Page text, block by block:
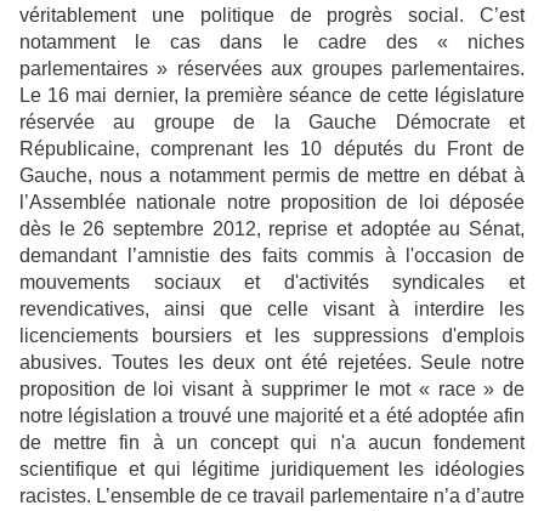
véritablement une politique de progrès social. C’est
notamment le cas dans le cadre des « niches
parlementaires » réservées aux groupes parlementaires.
Le 16 mai dernier, la première séance de cette législature
réservée au groupe de la Gauche Démocrate et
Républicaine, comprenant les 10 députés du Front de
Gauche, nous a notamment permis de mettre en débat à
l’Assemblée nationale notre proposition de loi déposée
dès le 26 septembre 2012, reprise et adoptée au Sénat,
demandant l’amnistie des faits commis à l'occasion de
mouvements sociaux et d'activités syndicales et
revendicatives, ainsi que celle visant à interdire les
licenciements boursiers et les suppressions d'emplois
abusives. Toutes les deux ont été rejetées. Seule notre
proposition de loi visant à supprimer le mot « race » de
notre législation a trouvé une majorité et a été adoptée afin
de mettre fin à un concept qui n'a aucun fondement
scientifique et qui légitime juridiquement les idéologies
racistes. L’ensemble de ce travail parlementaire n’a d’autre